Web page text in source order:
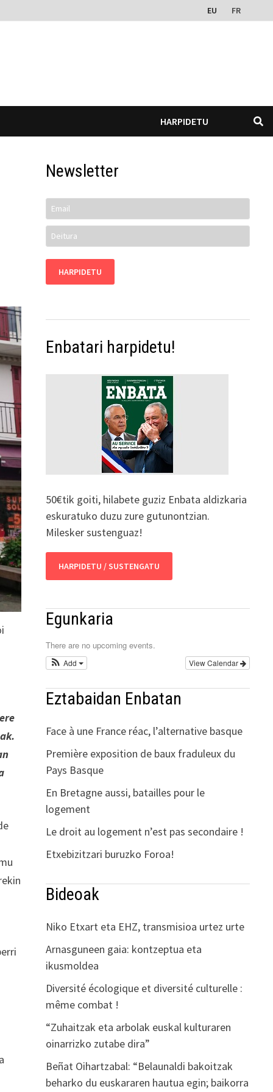
EU FR
HARPIDETU
Newsletter
Enbatari harpidetu!
50€tik goiti, hilabete guziz Enbata aldizkaria
eskuratuko duzu zure gutunontzian.
Milesker sustenguaz!
HARPIDETU / SUSTENGATU
Egunkaria
There are no upcoming events.
View Calendar
Add
Eztabaidan Enbatan
Face à une France réac, l’alternative basque
Première exposition de baux fraduleux du
Pays Basque
En Bretagne aussi, batailles pour le
logement
Le droit au logement n’est pas secondaire !
Etxebizitzari buruzko Foroa!
Bideoak
Niko Etxart eta EHZ, transmisioa urtez urte
Arnasguneen gaia: kontzeptua eta
ikusmoldea
Diversité écologique et diversité culturelle :
même combat !
“Zuhaitzak eta arbolak euskal kulturaren
oinarrizko zutabe dira”
Beñat Oihartzabal: “Belaunaldi bakoitzak
beharko du euskararen hautua egin; baikorra